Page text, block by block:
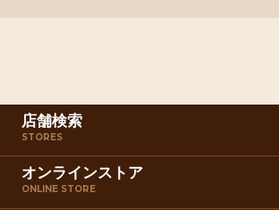
店舗検索
STORES
オンラインストア
ONLINE STORE